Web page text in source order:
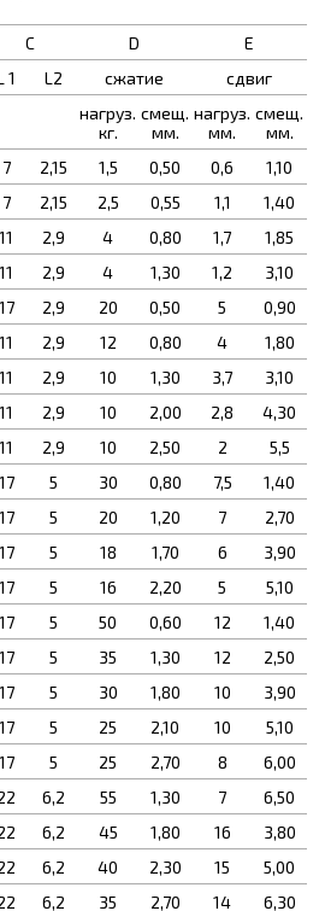
C D
E
1 L2 сжатие
сдвиг
нагруз.
кг.
смещ.
мм.
нагруз.
мм.
смещ.
мм.
7 2,15 1,5 0,50 0,6
1,10
7 2,15 2,5 0,55 1,1
1,40
11 2,9 4 0,80 1,7
1,85
11 2,9 4 1,30 1,2
3,10
17 2,9 20 0,50 5
0,90
11 2,9 12 0,80 4
1,80
11 2,9 10 1,30 3,7
3,10
11 2,9 10 2,00 2,8
4,30
11 2,9 10 2,50 2
5,5
17 5 30 0,80 7,5
1,40
17 5 20 1,20 7
2,70
17 5 18 1,70 6
3,90
17 5 16 2,20 5
5,10
17 5 50 0,60 12
1,40
17 5 35 1,30 12
2,50
17 5 30 1,80 10
3,90
17 5 25 2,10 10
5,10
17 5 25 2,70 8
6,00
6,2 55 1,30 7
6,50
6,2 45 1,80 16
3,80
6,2 40 2,30 15
5,00
6,2 35 2,70 14 6,30